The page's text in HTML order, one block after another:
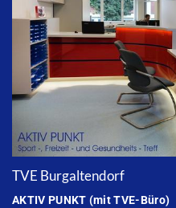
TVE Burgaltendorf
AKTIV PUNKT (mit TVE-Büro)